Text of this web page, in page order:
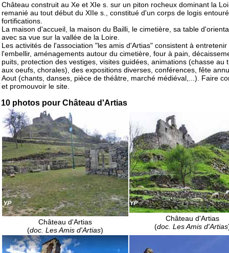
Château construit au Xe et XIe s. sur un piton rocheux dominant la
remanié au tout début du XIIe s., constitué d'un corps de logis
fortifications.
La maison d'accueil, la maison du Bailli, le cimetière, sa table
avec sa vue sur la vallée de la Loire.
Les activités de l'association "les amis d'Artias" consistent à entretenir
l'embellir, aménagements autour du cimetière, four à pain,
puits, protection des vestiges, visites guidées, animations (chasse au
aux oeufs, chorales), des expositions diverses, conférences, fête
Aout (chants, danses, pièce de théâtre, marché médiéval,...). Faire
et promouvoir le site.
10 photos pour Château d'Artias
Château d'Artias
(doc. Les Amis d'Artias)
Château d'Artias
(doc. Les Amis d'Artias